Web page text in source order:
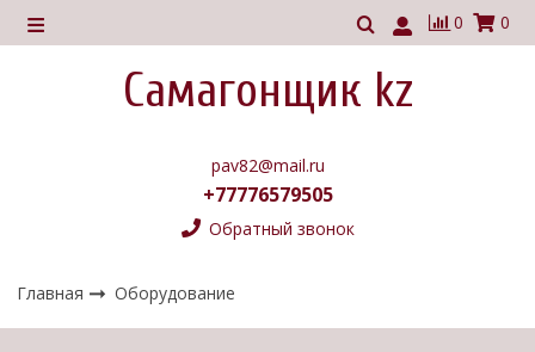
0 0
Самагонщик kz
pav82@mail.ru
+77776579505
Обратный звонок
Главная Оборудование